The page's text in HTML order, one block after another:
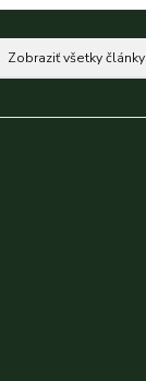
Zobraziť všetky články